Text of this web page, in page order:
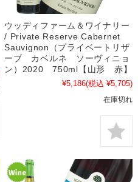
ウッディファーム＆ワイナリー
/ Private Reserve Cabernet
Sauvignon（プライベートリザ
ーブ カベルネ ソーヴィニョ
ン）2020 750ml【山形 赤】
¥5,186(税込 ¥5,705)
在庫切れ